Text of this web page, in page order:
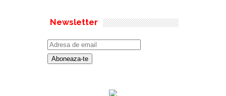
Newsletter